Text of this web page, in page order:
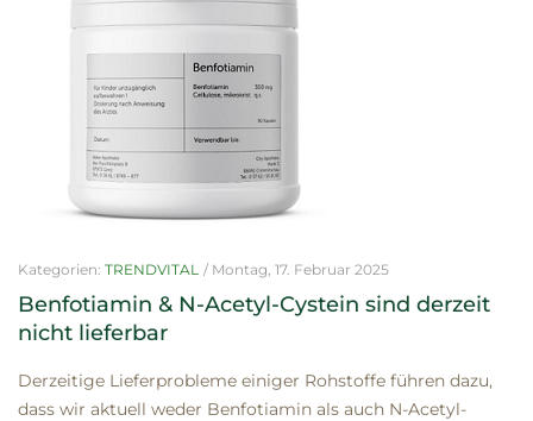
Kategorien: TRENDVITAL / Montag, 17. Februar 2025
Benfotiamin & N-Acetyl-Cystein sind derzeit
nicht lieferbar
Derzeitige Lieferprobleme einiger Rohstoffe führen dazu,
dass wir aktuell weder Benfotiamin als auch N-Acetyl-